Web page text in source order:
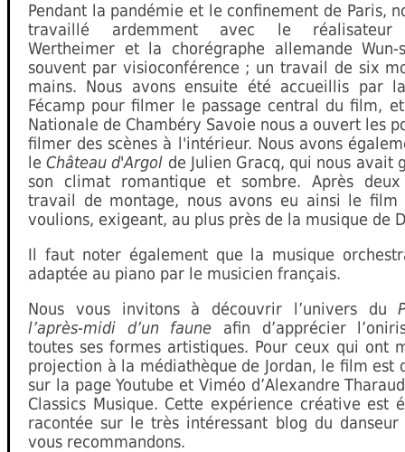
Pendant la pandémie et le confinement de Paris,
travaillé ardemment avec le réalisateur
Wertheimer et la chorégraphe allemande Wun-
souvent par visioconférence ; un travail de six
mains. Nous avons ensuite été accueillis par
Fécamp pour filmer le passage central du film,
Nationale de Chambéry Savoie nous a ouvert les
filmer des scènes à l'intérieur. Nous avons
leChâteau d'Argol de Julien Gracq, qui nous avait
son climat romantique et sombre. Après
travail de montage, nous avons eu ainsi le film
voulions, exigeant, au plus près de la musique de
Il faut noter également que la musique
adaptée au piano par le musicien français.
Nous vous invitons à découvrir l’univers du
l’après-midi d’un faune afin d’apprécier
toutes ses formes artistiques. Pour ceux qui ont
projection à la médiathèque de Jordan, le film est
sur la page Youtube et Viméo d’Alexandre
Classics Musique. Cette expérience créative est
racontée sur le très intéressant blog du danseur
vous recommandons.